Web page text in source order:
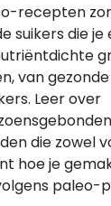
recepten
suikers die je
van
Leer over
die zowel
hoe je
paleo-